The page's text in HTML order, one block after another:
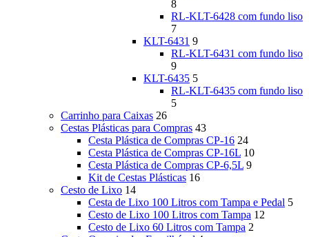
8
RL-KLT-6428 com fundo liso
7
KLT-6431 9
RL-KLT-6431 com fundo liso
9
KLT-6435 5
RL-KLT-6435 com fundo liso
5
Carrinho para Caixas 26
Cestas Plásticas para Compras 43
Cesta Plástica de Compras CP-16 24
Cesta Plástica de Compras CP-16L 10
Cesta Plástica de Compras CP-6,5L 9
Kit de Cestas Plásticas 16
Cesto de Lixo 14
Cesta de Lixo 100 Litros com Tampa e Pedal 5
Cesto de Lixo 100 Litros com Tampa 12
Cesto de Lixo 60 Litros com Tampa 2